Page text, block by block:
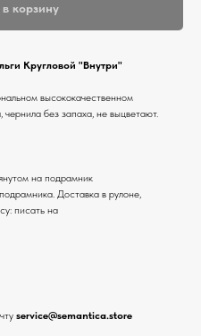
корзину
Кругловой "Внутри"
высококачественном
без запаха, не выцветают.
на подрамник
Доставка в рулоне,
писать на
service@semantica.store